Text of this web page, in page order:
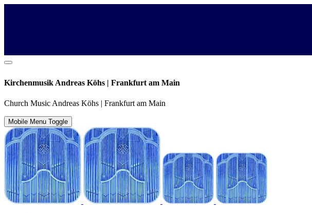
Kirchenmusik Andreas Köhs | Frankfurt am Main
Church Music Andreas Köhs | Frankfurt am Main
Mobile Menu Toggle